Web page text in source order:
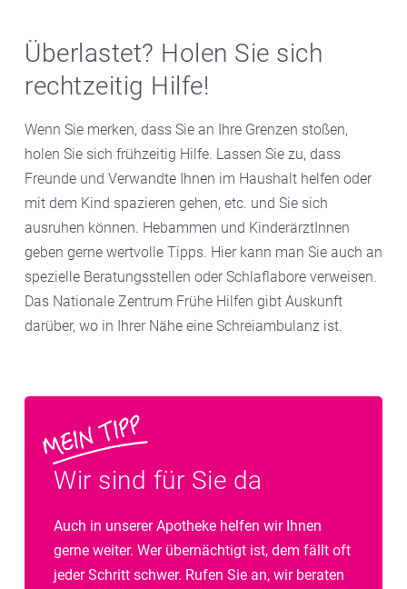
Überlastet? Holen Sie sich
rechtzeitig Hilfe!
Wenn Sie merken, dass Sie an Ihre Grenzen stoßen,
holen Sie sich frühzeitig Hilfe. Lassen Sie zu, dass
Freunde und Verwandte Ihnen im Haushalt helfen oder
mit dem Kind spazieren gehen, etc. und Sie sich
ausruhen können. Hebammen und KinderärztInnen
geben gerne wertvolle Tipps. Hier kann man Sie auch an
spezielle Beratungsstellen oder Schlaflabore verweisen.
Das Nationale Zentrum Frühe Hilfen gibt Auskunft
darüber, wo in Ihrer Nähe eine Schreiambulanz ist.
Wir sind für Sie da
Auch in unserer Apotheke helfen wir Ihnen
gerne weiter. Wer übernächtigt ist, dem fällt oft
jeder Schritt schwer. Rufen Sie an, wir beraten